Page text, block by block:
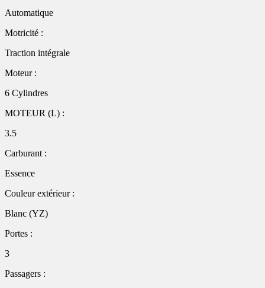
Automatique
Motricité :
Traction intégrale
Moteur :
6 Cylindres
MOTEUR (L) :
3.5
Carburant :
Essence
Couleur extérieur :
Blanc (YZ)
Portes :
3
Passagers :